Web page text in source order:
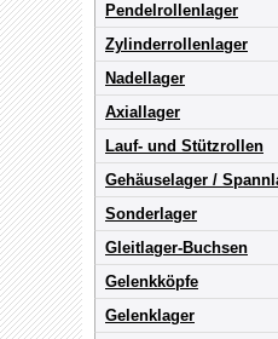
Pendelrollenlager
Zylinderrollenlager
Nadellager
Axiallager
Lauf- und Stützrollen
Gehäuselager /
Sonderlager
Gleitlager-Buchsen
Gelenkköpfe
Gelenklager